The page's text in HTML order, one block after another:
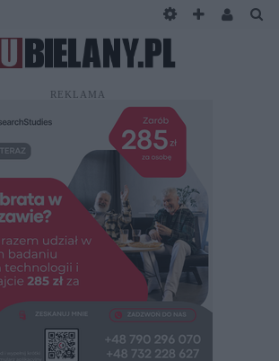
REKLAMA